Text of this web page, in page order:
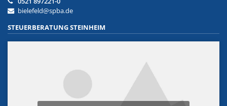
bielefeld@spba.de
STEUERBERATUNG STEINHEIM